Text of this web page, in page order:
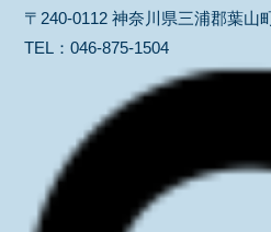
〒240-0112 神奈川県三浦郡葉山
TEL：046-875-1504